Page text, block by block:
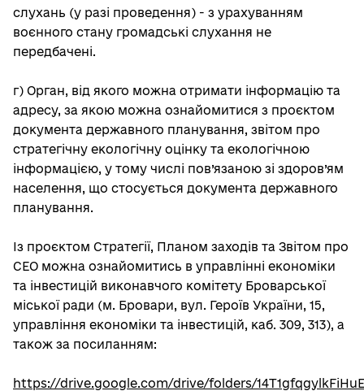
слухань (у разі проведення) - з урахуванням
воєнного стану громадські слухання не
передбачені.
г) Орган, від якого можна отримати інформацію та
адресу, за якою можна ознайомитися з проєктом
документа державного планування, звітом про
стратегічну екологічну оцінку та екологічною
інформацією, у тому числі пов’язаною зі здоров’ям
населення, що стосується документа державного
планування.
Із проєктом Стратегії, Планом заходів та Звітом про
СЕО можна ознайомитись в управлінні економіки
та інвестицій виконавчого комітету Броварської
міської ради (м. Бровари, вул. Героїв України, 15,
управління економіки та інвестицій, каб. 309, 313), а
також за посиланням:
https://drive.google.com/drive/folders/